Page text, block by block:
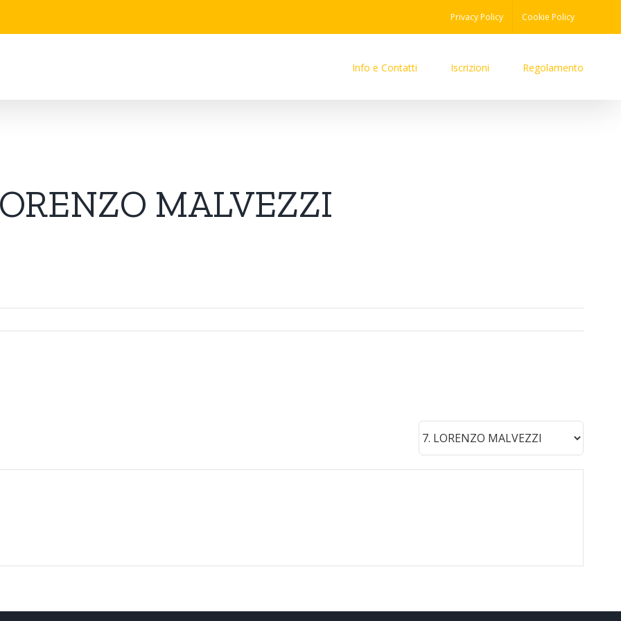
Privacy Policy Cookie Policy
Info e Contatti Iscrizioni Regolamento
MALVEZZI